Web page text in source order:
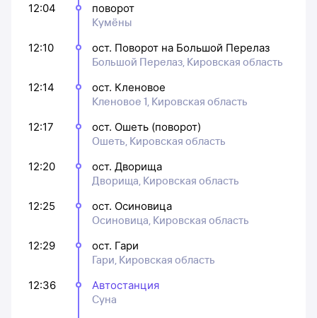
12:04
поворот
Кумёны
12:10
ост. Поворот на Большой Перелаз
Большой Перелаз, Кировская область
12:14
ост. Кленовое
Кленовое 1, Кировская область
12:17
ост. Ошеть (поворот)
Ошеть, Кировская область
12:20
ост. Дворища
Дворища, Кировская область
12:25
ост. Осиновица
Осиновица, Кировская область
12:29
ост. Гари
Гари, Кировская область
12:36
Автостанция
Суна